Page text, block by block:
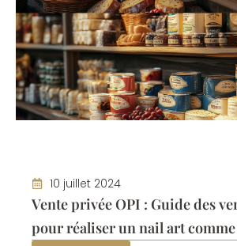
10 juillet 2024
Vente privée OPI : Guide des
pour réaliser un nail art